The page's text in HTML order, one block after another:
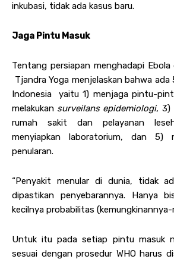
inkubasi, tidak ada kasus baru.
Jaga Pintu Masuk
Tentang persiapan menghadapi
Tjandra Yoga menjelaskan bahwa ada
Indonesia yaitu 1) menjaga pintu-
melakukan surveilans epidemiologi, 3)
rumah sakit dan pelayanan
menyiapkan laboratorium, dan 5)
penularan.
“Penyakit menular di dunia, tidak
dipastikan penyebarannya. Hanya
kecilnya probabilitas (kemungkinannya-
Untuk itu pada setiap pintu masuk
sesuai dengan prosedur WHO harus